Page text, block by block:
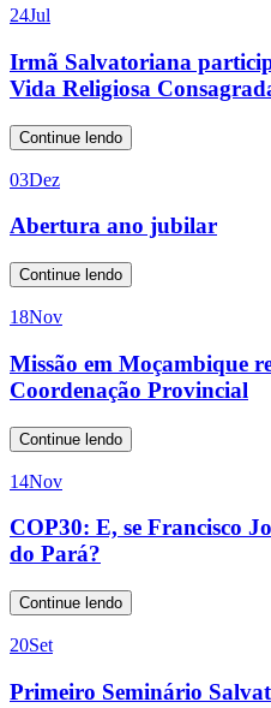
24Jul
Irmã Salvatoriana
Vida Religiosa
Continue lendo
03Dez
Abertura ano jubilar
Continue lendo
18Nov
Missão em Moçambique
Coordenação Provincial
Continue lendo
14Nov
COP30: E, se Francisco
do Pará?
Continue lendo
20Set
Primeiro Seminário